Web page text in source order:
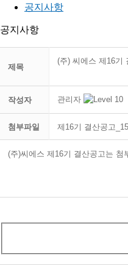
공지사항
공지사항
제목
(주) 씨에스 제16기
작성자 관리자
첨부파일 제16기 결산공고
(주)씨에스 제16기 결산공고는 첨